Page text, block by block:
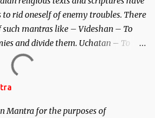
to attract and destroy Bhasmasur an
rid oneself of enemy troubles. There
mantras like – Videshan – To
and divide them. Uchatan – To
Maran – To kill an enemy.
movements of an enemy.
Mantra for the purposes of